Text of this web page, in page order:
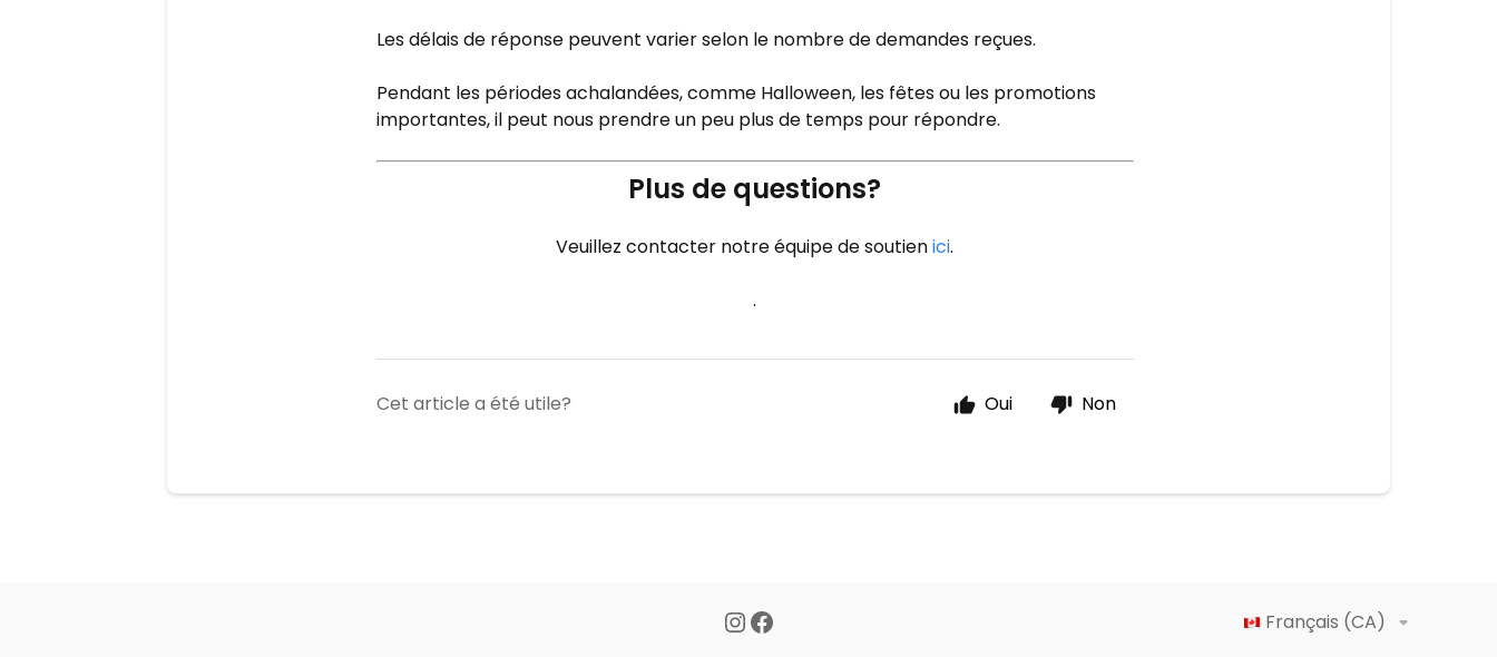
Les délais de réponse peuvent varier selon le nombre de demandes reçues.
Pendant les périodes achalandées, comme Halloween, les fêtes ou les promotions
importantes, il peut nous prendre un peu plus de temps pour répondre.
Plus de questions?
Veuillez contacter notre équipe de soutienici.
.
Cet article a été utile? Oui Non
Français (CA)